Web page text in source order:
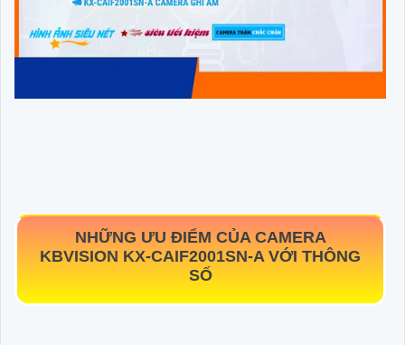
NHỮNG ƯU ĐIỂM CỦA CAMERA
KBVISION KX-CAIF2001SN-A VỚI THÔNG
SỐ